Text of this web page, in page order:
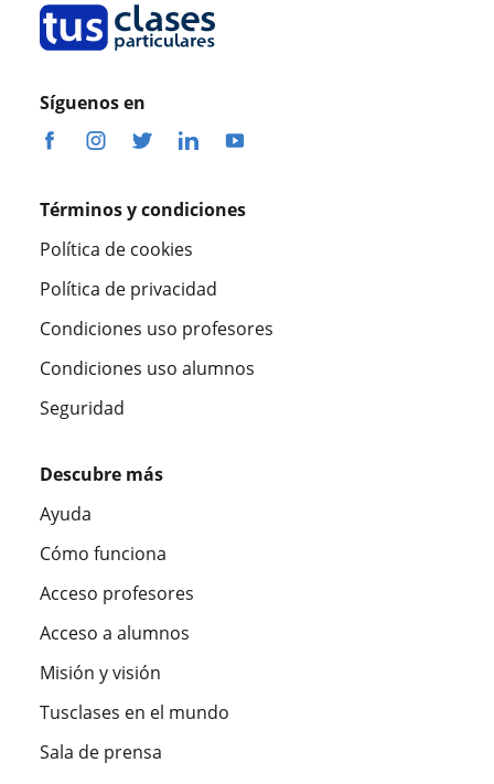
Síguenos en
Términos y condiciones
Política de cookies
Política de privacidad
Condiciones uso profesores
Condiciones uso alumnos
Seguridad
Descubre más
Ayuda
Cómo funciona
Acceso profesores
Acceso a alumnos
Misión y visión
Tusclases en el mundo
Sala de prensa